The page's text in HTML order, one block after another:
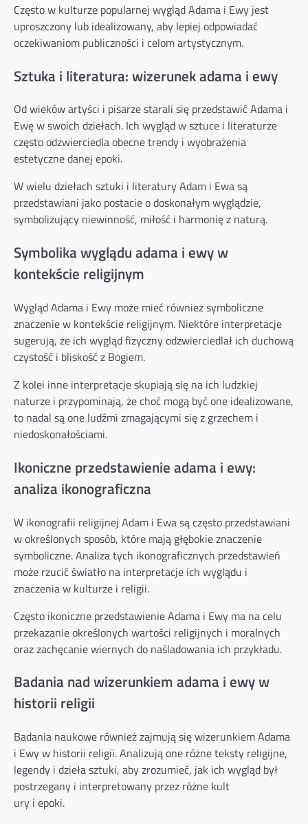
Często w kulturze popularnej wygląd Adama i Ewy jest
uproszczony lub idealizowany, aby lepiej odpowiadać
oczekiwaniom publiczności i celom artystycznym.
Sztuka i literatura: wizerunek adama i ewy
Od wieków artyści i pisarze starali się przedstawić Adama i
Ewę w swoich dziełach. Ich wygląd w sztuce i literaturze
często odzwierciedla obecne trendy i wyobrażenia
estetyczne danej epoki.
W wielu dziełach sztuki i literatury Adam i Ewa są
przedstawiani jako postacie o doskonałym wyglądzie,
symbolizujący niewinność, miłość i harmonię z naturą.
Symbolika wyglądu adama i ewy w
kontekście religijnym
Wygląd Adama i Ewy może mieć również symboliczne
znaczenie w kontekście religijnym. Niektóre interpretacje
sugerują, że ich wygląd fizyczny odzwierciedlał ich duchową
czystość i bliskość z Bogiem.
Z kolei inne interpretacje skupiają się na ich ludzkiej
naturze i przypominają, że choć mogą być one idealizowane,
to nadal są one ludźmi zmagającymi się z grzechem i
niedoskonałościami.
Ikoniczne przedstawienie adama i ewy:
analiza ikonograficzna
W ikonografii religijnej Adam i Ewa są często przedstawiani
w określonych sposób, które mają głębokie znaczenie
symboliczne. Analiza tych ikonograficznych przedstawień
może rzucić światło na interpretacje ich wyglądu i
znaczenia w kulturze i religii.
Często ikoniczne przedstawienie Adama i Ewy ma na celu
przekazanie określonych wartości religijnych i moralnych
oraz zachęcanie wiernych do naśladowania ich przykładu.
Badania nad wizerunkiem adama i ewy w
historii religii
Badania naukowe również zajmują się wizerunkiem Adama
i Ewy w historii religii. Analizują one różne teksty religijne,
legendy i dzieła sztuki, aby zrozumieć, jak ich wygląd był
postrzegany i interpretowany przez różne kult
ury i epoki.